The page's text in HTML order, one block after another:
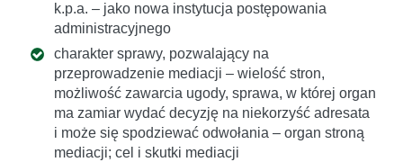
k.p.a. – jako nowa instytucja postępowania
administracyjnego
charakter sprawy, pozwalający na
przeprowadzenie mediacji – wielość stron,
możliwość zawarcia ugody, sprawa, w której organ
ma zamiar wydać decyzję na niekorzyść adresata
i może się spodziewać odwołania – organ stroną
mediacji; cel i skutki mediacji